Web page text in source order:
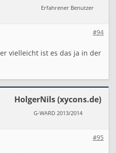
Erfahrener Benutzer
#94
vielleicht ist es das ja in der
HolgerNils (xycons.de)
G-WARD 2013/2014
#95